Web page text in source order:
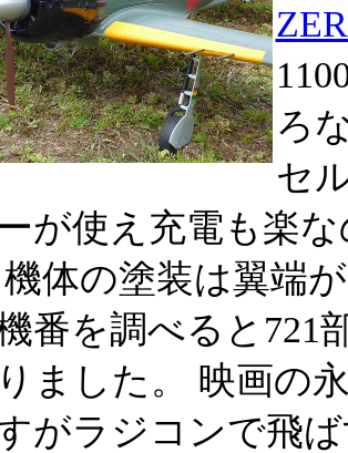
ろ
セ
が使え充電も楽
体の塗装は翼端
番を調べると721
ました。 映画の
がラジコンで飛